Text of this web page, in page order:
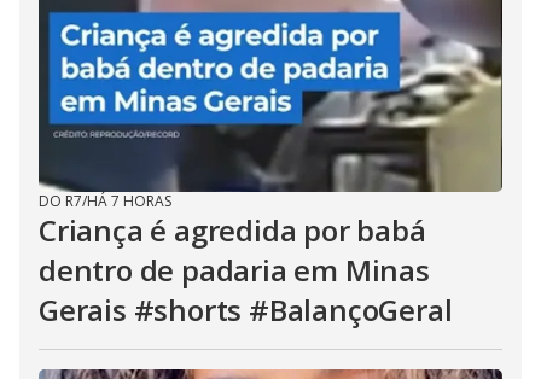
DO R7/HÁ 7 HORAS
Criança é agredida por babá
dentro de padaria em Minas
Gerais #shorts #BalançoGeral